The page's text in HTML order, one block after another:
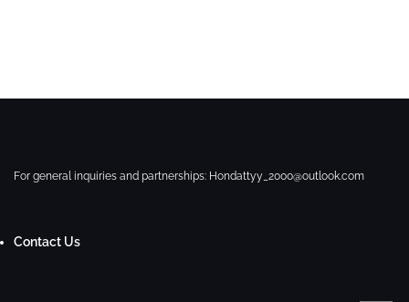
For general inquiries and partnerships: Hondattyy_2000@outlook.com
Contact Us